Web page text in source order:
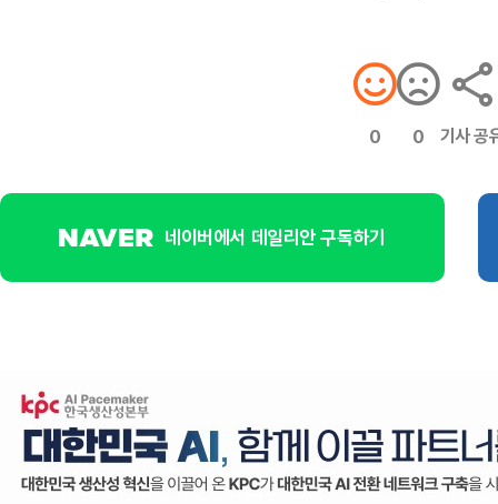
0 0 기사 공
네이버에서 데일리안 구독하기